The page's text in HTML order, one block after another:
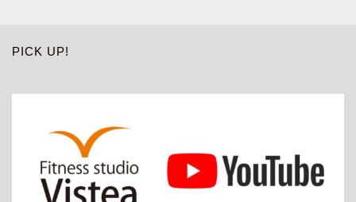
PICK UP!